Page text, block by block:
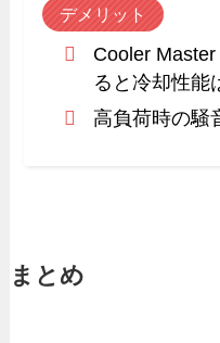
デメリット
Cooler
ると冷却性能
高負荷時の騒
まとめ